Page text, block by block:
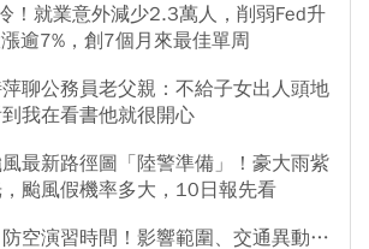
！就業意外減少2.3萬人，削弱Fed升
逾7%，創7個月來最佳單周
聊公務員老父親：不給子女出人頭地
我在看書他就很開心
最新路徑圖「陸警準備」！豪大雨紫
颱風假機率多大，10日報先看
空演習時間！影響範圍、交通異動…